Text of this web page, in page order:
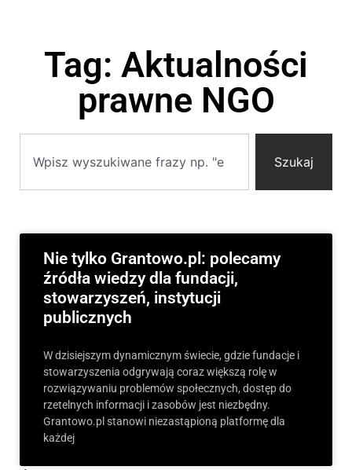
Tag: Aktualności
prawne NGO
Szukaj
Nie tylko Grantowo.pl: polecamy
źródła wiedzy dla fundacji,
stowarzyszeń, instytucji
publicznych
W dzisiejszym dynamicznym świecie, gdzie fundacje i
stowarzyszenia odgrywają coraz większą rolę w
rozwiązywaniu problemów społecznych, dostęp do
rzetelnych informacji i zasobów jest niezbędny.
Grantowo.pl stanowi niezastąpioną platformę dla
każdej